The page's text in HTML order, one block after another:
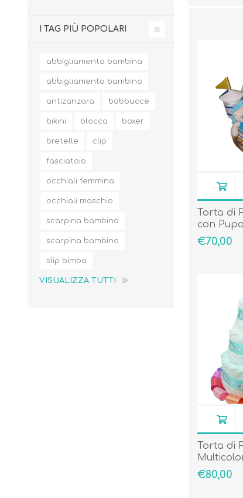
Torta di
con
€70,00
Torta di
€80,00
I TAG PIÙ POPOLARI
abbigliamento bambina
abbigliamento bambino
antizanzara babbucce
bikini blocca boxer
bretelle clip
fasciatoio
occhiali femmina
occhiali maschio
scarpina bambina
scarpina bambino
slip bimba
VISUALIZZA TUTTI